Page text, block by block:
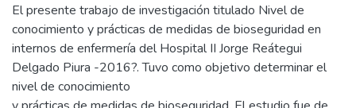
El presente trabajo de investigación titulado Nivel de
conocimiento y prácticas de medidas de bioseguridad en
internos de enfermería del Hospital II Jorge Reátegui
Delgado Piura -2016?. Tuvo como objetivo determinar el
nivel de conocimiento